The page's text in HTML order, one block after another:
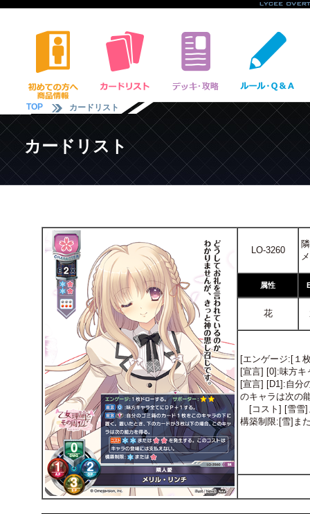
TOP カードリスト
カードリスト
LO-3260
属性
花
[エンゲージ:[１
[宣言] [0]:味方キ
[宣言] [D1]:自分
のキャラは次の
[コスト] [雪雪]
構築制限:[雪]ま